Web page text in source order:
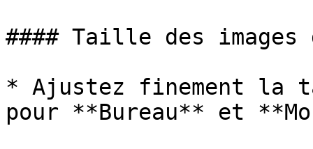
#### Taille des
* Ajustez finement la
pour **Bureau** et